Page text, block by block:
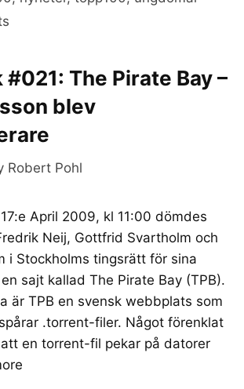
The Pirate Bay –
blev
Robert Pohl
April 2009, kl 11:00 dömdes
Neij, Gottfrid Svartholm och
i Stockholms tingsrätt för sina
sajt kallad The Pirate Bay (TPB).
är TPB en svensk webbplats som
.torrent-filer. Något förenklat
en torrent-fil pekar på datorer